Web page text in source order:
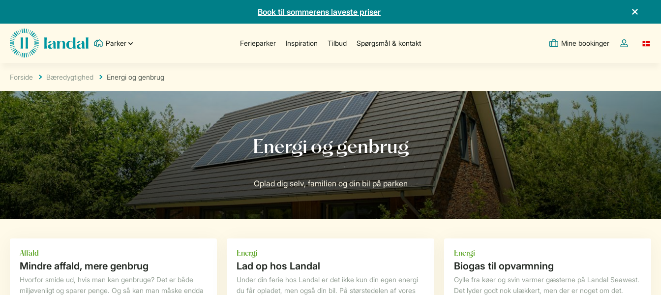
Book til sommerens laveste priser
Parker Ferieparker Inspiration Tilbud Spørgsmål & kontakt Mine bookinger
Toggle the
Forside Bæredygtighed Energi og genbrug
Oplad dig selv, familien og din bil på parken
Affald
Mindre affald, mere genbrug
Hvorfor smide ud, hvis man kan genbruge? Det er både
miljøvenligt og sparer penge. Og så kan man måske endda
Energi
Lad op hos Landal
Under din ferie hos Landal er det ikke kun din egen energi
du får opladet, men også din bil. På størstedelen af vores
Energi
Biogas til opvarmning
Gylle fra køer og svin varmer gæsterne på Landal Seawest.
Det lyder godt nok ulækkert, men der er noget om det.